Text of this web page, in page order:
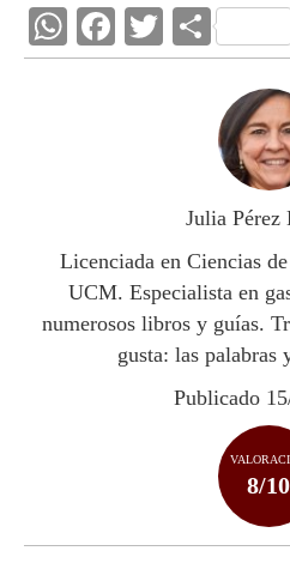
W
h
p
F
ac
k
T
w
C
o
m
p
ar
ti
r
Julia Pérez
Licenciada en Ciencias
UCM. Especialista en
numerosos libros y guías.
gusta: las palabras
Publicado
8/10